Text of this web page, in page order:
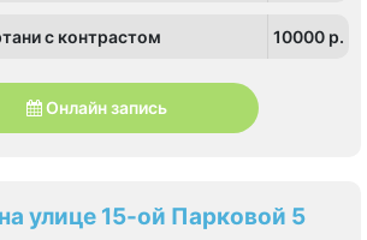
с контрастом 10000 p.
Онлайн запись
улице 15-ой Парковой 5